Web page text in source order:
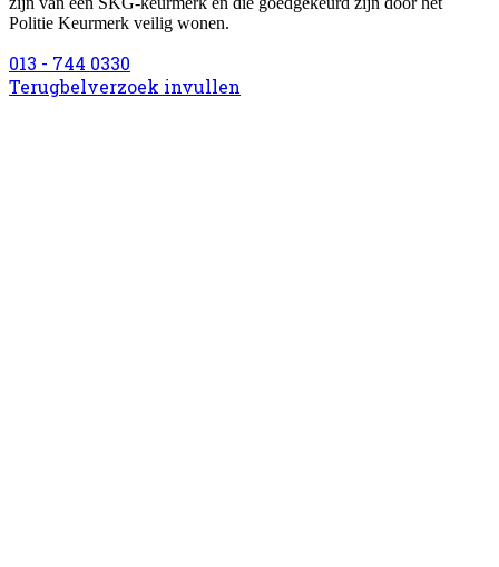
Politie Keurmerk veilig wonen.
013 - 744 0330
Terugbelverzoek invullen